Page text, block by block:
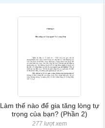
Làm thế nào để gia tăng lòng tự
trọng của bạn? (Phần 2)
277 lượt xem